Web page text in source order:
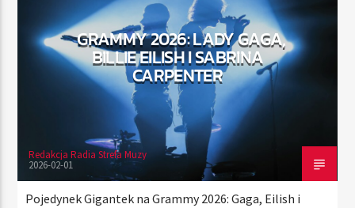
TERAZ
RADIO STREFA MUZY
00:00 10:00
Radio Strefa Muzy
GRAMMY 2026: LADY GAGA,
BILLIE EILISH I SABRINA
CARPENTER
Redakcja Radia Strefa Muzy
2026-02-01
Pojedynek Gigantek na Grammy 2026: Gaga, Eilish i